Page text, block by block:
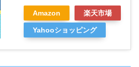
Amazon 楽天市場
Yahooショッピング